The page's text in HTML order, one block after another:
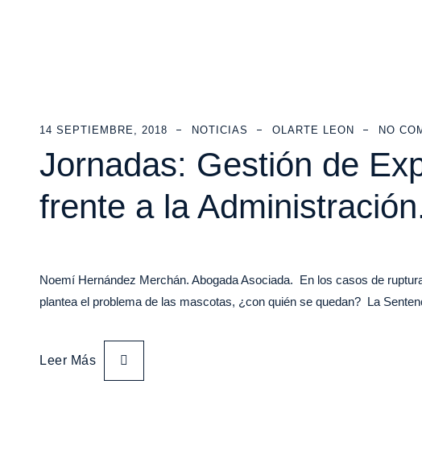
14 SEPTIEMBRE, 2018 NOTICIAS OLARTE LEON NO
Jornadas: Gestión de
frente a la
Noemí Hernández Merchán. Abogada Asociada. En los casos de
plantea el problema de las mascotas, ¿con quién se quedan? La
Leer Más